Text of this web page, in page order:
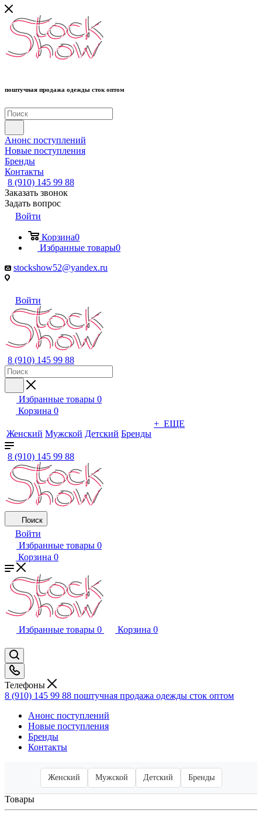
поштучная продажа одежды сток оптом
Анонс поступлений
Новые поступления
Бренды
Контакты
8 (910) 145 99 88
Заказать звонок
Задать вопрос
Войти
Корзина0
Избранные товары0
stockshow52@yandex.ru
Войти
8 (910) 145 99 88
Избранные товары 0
Корзина 0
Женский Мужской Детский Бренды
+ ЕЩЕ
8 (910) 145 99 88
Поиск
Войти
Избранные товары 0
Корзина 0
Избранные товары 0 Корзина 0
Телефоны
8 (910) 145 99 88 поштучная продажа одежды сток оптом
Анонс поступлений
Новые поступления
Бренды
Контакты
Женский Мужской Детский Бренды
Товары